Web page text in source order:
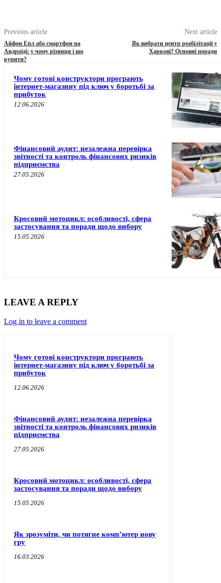
Previous article
Айфон Епл або смартфон на
Андроїді: у чому різниця і що
купити?
Next article
Як вибрати центр реабілітації у
Харкові? Основні поради
Чому готові конструктори програють
інтернет-магазину під ключ у боротьбі за
прибуток
12.06.2026
Фінансовий аудит: незалежна перевірка
звітності та контроль фінансових ризиків
підприємства
27.05.2026
Кросовий мотоцикл: особливості, сфера
застосування та поради щодо вибору
15.05.2026
LEAVE A REPLY
Log in to leave a comment
Чому готові конструктори програють
інтернет-магазину під ключ у боротьбі за
прибуток
12.06.2026
Фінансовий аудит: незалежна перевірка
звітності та контроль фінансових ризиків
підприємства
27.05.2026
Кросовий мотоцикл: особливості, сфера
застосування та поради щодо вибору
15.05.2026
Як зрозуміти, чи потягне комп’ютер нову
гру
16.03.2026